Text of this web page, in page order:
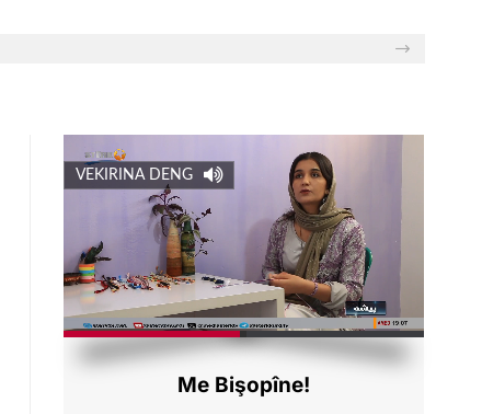
VEKIRINA DENG
Me Bişopîne!